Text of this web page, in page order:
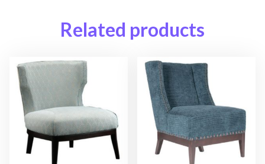
Related products